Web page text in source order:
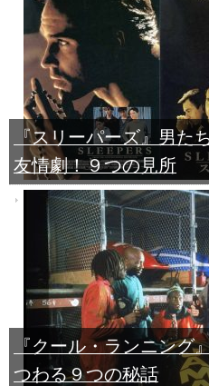
『スリーパーズ』男た
友情劇！９つの見所
『クール・ランニング
つわる９つの秘話